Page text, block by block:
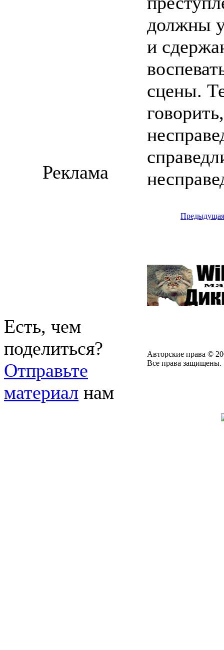
должны
и
сцены.
Предыдущая
Реклама
Есть, чем
поделиться?
Отправьте
материал нам
Авторские права ©
Все права защищены.